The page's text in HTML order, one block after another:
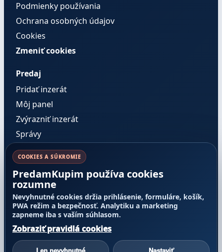
Podmienky používania
Ochrana osobných údajov
Cookies
Zmeniť cookies
Predaj
Pridať inzerát
Môj panel
Zvýrazniť inzerát
Správy
Pravidlá a dôvera
Cenník služieb
Pravidlá inzercie
Transparentnosť poradia
Nahlásiť obsah
Reklamácie a odstúpenie
COOKIES A SÚKROMIE
PredamKupim používa cookies
rozumne
Nevyhnutné cookies držia prihlásenie, formuláre, košík,
PWA režim a bezpečnosť. Analytiku a marketing
zapneme iba s vaším súhlasom.
Zobraziť pravidlá cookies
Len nevyhnutné Nastaviť